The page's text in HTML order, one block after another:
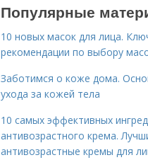
Популярные
10 новых масок для лица.
рекомендации по выбору
Заботимся о коже дома.
ухода за кожей тела
10 самых эффективных
антивозрастного крема.
антивозрастные кремы для